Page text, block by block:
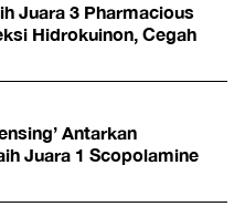
Juara 3 Pharmacious
Hidrokuinon, Cegah
Antarkan
Juara 1 Scopolamine